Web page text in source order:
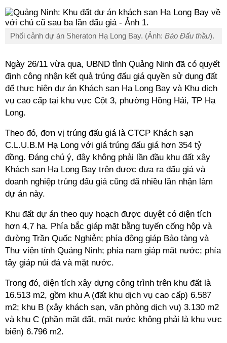
Phối cảnh dự án Sheraton Hạ Long Bay. (Ảnh: Báo Đấu thầu).
Ngày 26/11 vừa qua, UBND tỉnh Quảng Ninh đã có quyết
định công nhận kết quả trúng đấu giá quyền sử dụng đất
để thực hiện dự án Khách sạn Hạ Long Bay và Khu dịch
vụ cao cấp tại khu vực Cột 3, phường Hồng Hải, TP Hạ
Long.
Theo đó, đơn vị trúng đấu giá là CTCP Khách sạn
C.L.U.B.M Hạ Long với giá trúng đấu giá hơn 354 tỷ
đồng. Đáng chú ý, đây không phải lần đầu khu đất xây
Khách sạn Hạ Long Bay trên được đưa ra đấu giá và
doanh nghiệp trúng đấu giá cũng đã nhiều lần nhận làm
dự án này.
Khu đất dự án theo quy hoạch được duyệt có diện tích
hơn 4,7 ha. Phía bắc giáp mặt bằng tuyến cống hộp và
đường Trần Quốc Nghiễn; phía đông giáp Bảo tàng và
Thư viện tỉnh Quảng Ninh; phía nam giáp mặt nước; phía
tây giáp núi đá và mặt nước.
Trong đó, diện tích xây dựng công trình trên khu đất là
16.513 m2, gồm khu A (đất khu dịch vụ cao cấp) 6.587
m2; khu B (xây khách sạn, văn phòng dịch vụ) 3.130 m2
và khu C (phần mặt đất, mặt nước không phải là khu vực
biển) 6.796 m2.